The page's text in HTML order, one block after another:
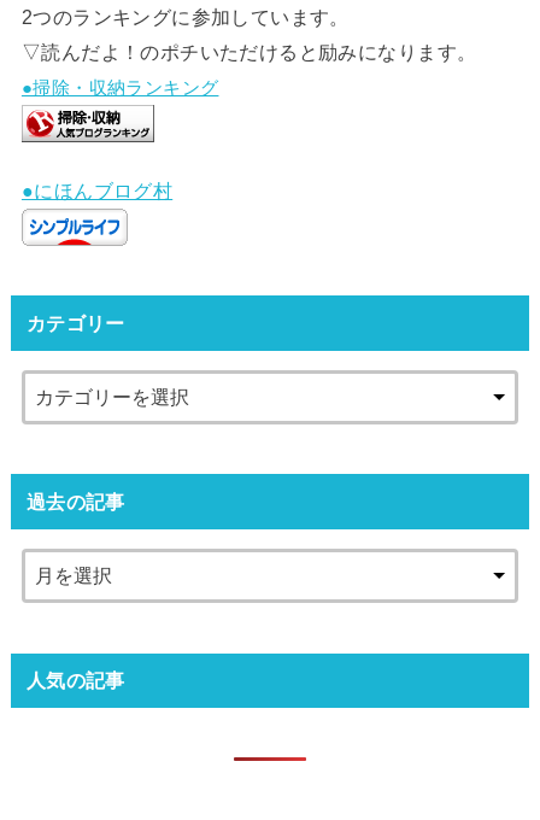
2つのランキングに参加しています。
▽読んだよ！のポチいただけると励みになります。
●掃除・収納ランキング
●にほんブログ村
カテゴリー
過去の記事
人気の記事